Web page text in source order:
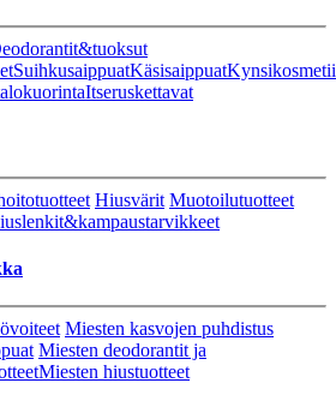
SuihkusaippuatKäsisaippuat
Itseruskettavat
Hiusvärit Muotoilutuotteet
Miesten kasvojen puhdistus
Miesten deodorantit ja
Miesten hiustuotteet